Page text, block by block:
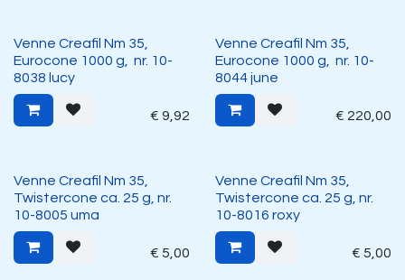
Venne Creafil Nm 35,
Eurocone 1000 g, nr. 10-
8038 lucy
€ 9,92
Venne Creafil Nm 35,
Eurocone 1000 g, nr. 10-
8044 june
€ 220,00
Venne Creafil Nm 35,
Twistercone ca. 25 g, nr.
10-8005 uma
€ 5,00
Venne Creafil Nm 35,
Twistercone ca. 25 g, nr.
10-8016 roxy
€ 5,00